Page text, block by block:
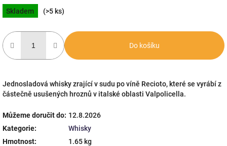
Měrná
cena:
Skladem (>5 ks)
Do košíku
Jednosladová whisky zrající v sudu po víně Recioto, které se vyrábí z
částečně usušených hroznů v italské oblasti Valpolicella.
Můžeme doručit do: 12.8.2026
Kategorie:
Whisky
Hmotnost: 1.65 kg